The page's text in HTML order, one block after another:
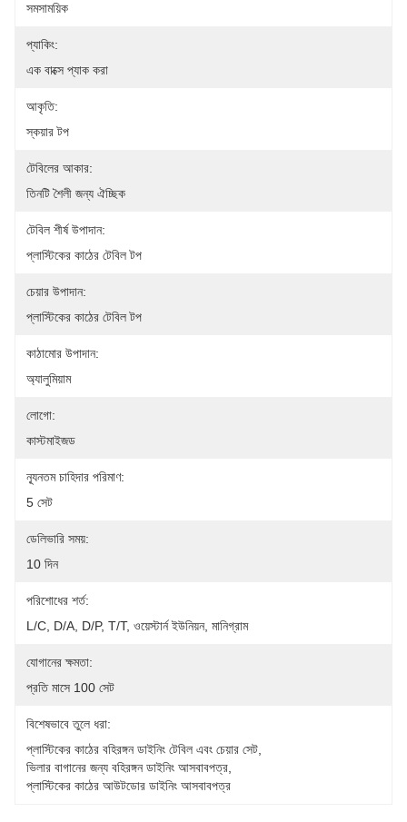
সমসাময়িক
প্যাকিং:
এক বাক্সে প্যাক করা
আকৃতি:
স্কয়ার টপ
টেবিলের আকার:
তিনটি শৈলী জন্য ঐচ্ছিক
টেবিল শীর্ষ উপাদান:
প্লাস্টিকের কাঠের টেবিল টপ
চেয়ার উপাদান:
প্লাস্টিকের কাঠের টেবিল টপ
কাঠামোর উপাদান:
অ্যালুমিয়াম
লোগো:
কাস্টমাইজড
ন্যূনতম চাহিদার পরিমাণ:
5 সেট
ডেলিভারি সময়:
10 দিন
পরিশোধের শর্ত:
L/C, D/A, D/P, T/T, ওয়েস্টার্ন ইউনিয়ন, মানিগ্রাম
যোগানের ক্ষমতা:
প্রতি মাসে 100 সেট
বিশেষভাবে তুলে ধরা:
প্লাস্টিকের কাঠের বহিরঙ্গন ডাইনিং টেবিল এবং চেয়ার সেট
ভিলার বাগানের জন্য বহিরঙ্গন ডাইনিং আসবাবপত্র
প্লাস্টিকের কাঠের আউটডোর ডাইনিং আসবাবপত্র